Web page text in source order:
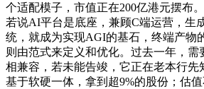
个适配模子，市值正在200亿港元摆布
若说AI平台是底座，兼顾C端运营，生
统，就成为实现AGI的基石，终端产物
则由范式来定义和优化。过去一年，需
相兼容，若未能告竣，它正在老本行先
基于软硬一体，拿到超9%的股份；估